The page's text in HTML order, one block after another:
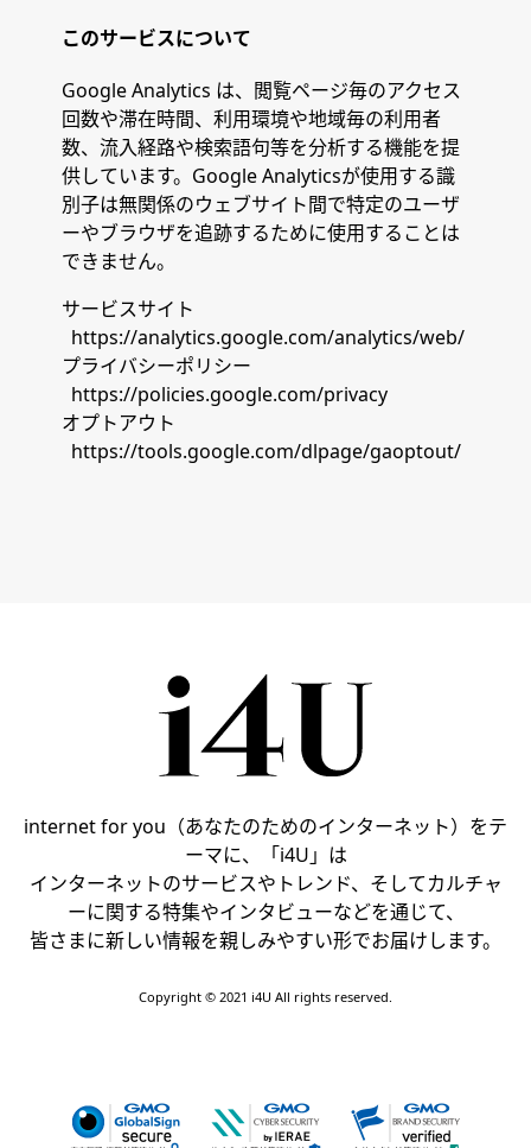
このサービスについて
Google Analytics は、閲覧ページ毎のアクセス
回数や滞在時間、利用環境や地域毎の利用者
数、流入経路や検索語句等を分析する機能を提
供しています。Google Analyticsが使用する識
別子は無関係のウェブサイト間で特定のユーザ
ーやブラウザを追跡するために使用することは
できません。
サービスサイト
https://analytics.google.com/analytics/web/
プライバシーポリシー
https://policies.google.com/privacy
オプトアウト
https://tools.google.com/dlpage/gaoptout/
internet for you（あなたのためのインターネット）をテ
ーマに、「i4U」は
インターネットのサービスやトレンド、そしてカルチャ
ーに関する特集やインタビューなどを通じて、
皆さまに新しい情報を親しみやすい形でお届けします。
Copyright © 2021 i4U All rights reserved.